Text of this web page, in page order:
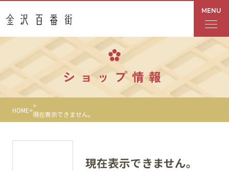
MENU
フロアガイド
あんと
Rinto
あんと西
ショップ情報
HOME 現在表示できません。
現在表示できません。